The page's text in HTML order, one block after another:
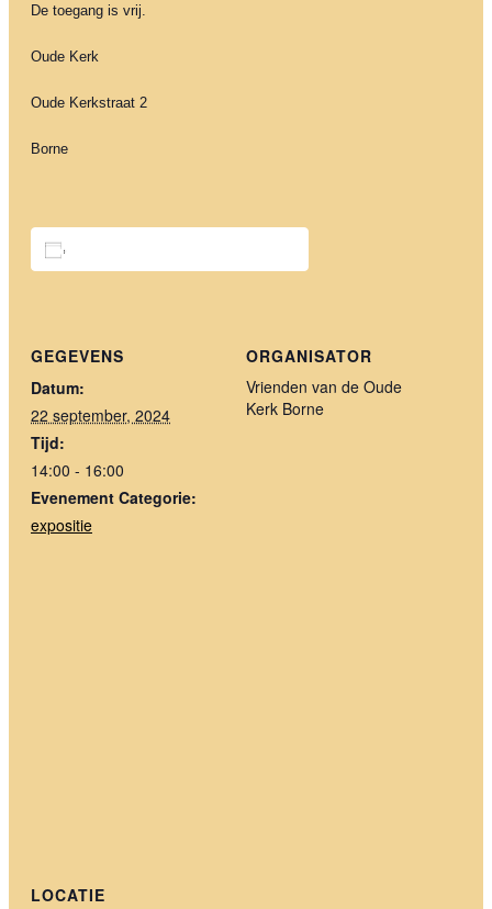
De toegang is vrij.
Oude Kerk
Oude Kerkstraat 2
Borne
GEGEVENS
Datum:
22 september, 2024
Tijd:
14:00 - 16:00
Evenement Categorie:
expositie
ORGANISATOR
Vrienden van de Oude
Kerk Borne
LOCATIE